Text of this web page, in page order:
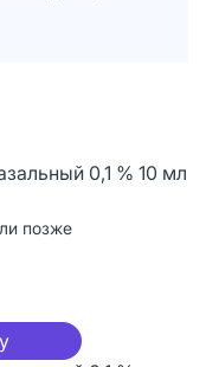
0,1 % 10 мл
позже